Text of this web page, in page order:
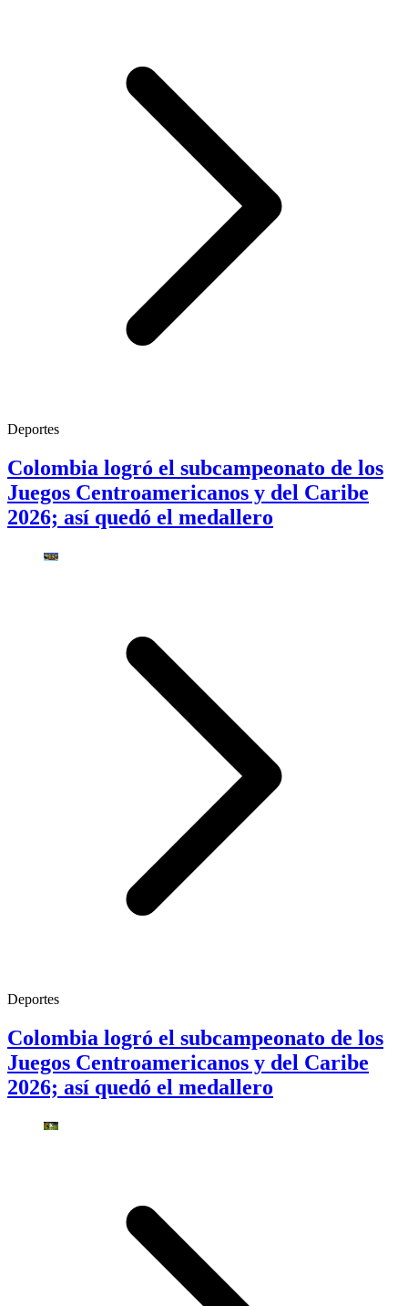
Deportes
Colombia logró el subcampeonato de los
Juegos Centroamericanos y del Caribe
2026; así quedó el medallero
Deportes
Colombia logró el subcampeonato de los
Juegos Centroamericanos y del Caribe
2026; así quedó el medallero